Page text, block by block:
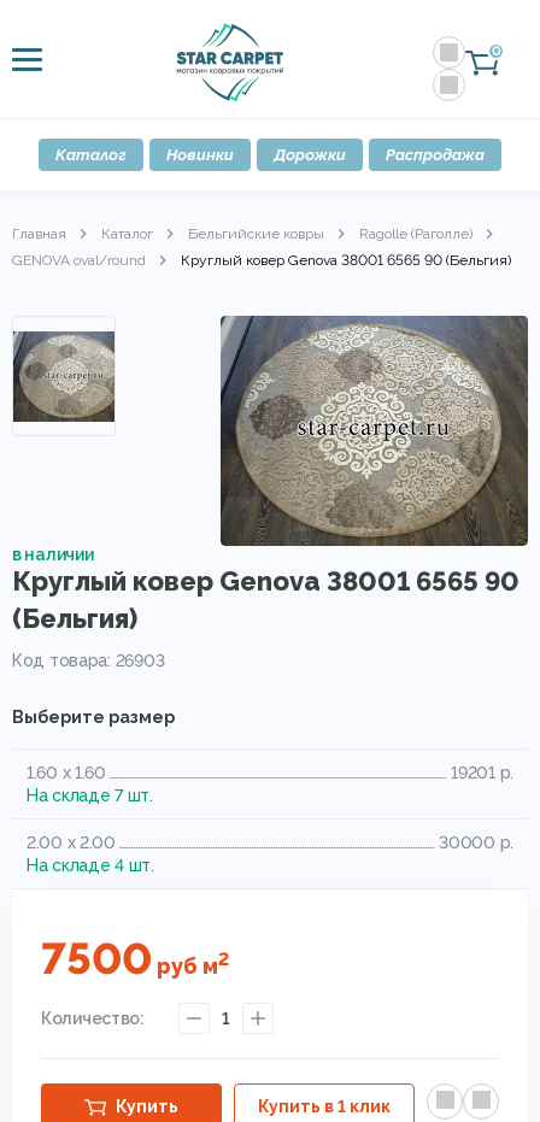
0
Каталог Новинки Дорожки Распродажа
Главная Каталог Бельгийские ковры
Ragolle (Раголле)
GENOVA oval/round
Круглый ковер Genova 38001 6565 90 (Бельгия)
в наличии
Круглый ковер Genova 38001 6565 90
(Бельгия)
Код товара: 26903
Выберите размер
1.60 x 1.60
19201 р.
На складе 7 шт.
2.00 x 2.00
30000 р.
На складе 4 шт.
7500 руб м2
Количество: 1
Купить Купить в 1 клик